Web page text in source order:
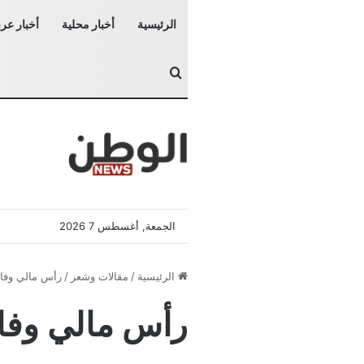
الرئيسية أخبار محلية أخبار
بحث عن
الجمعة, أغسطس 7 2026
الرئيسية / مقالات وشعر / رأس مالي
رأس مالي